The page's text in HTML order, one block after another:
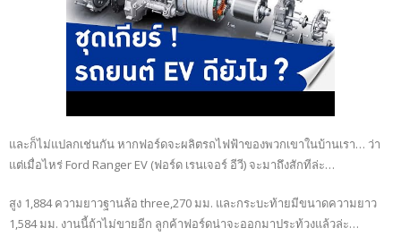
และก็ไม่แปลกเช่นกัน หากฟอร์ดจะผลิตรถไฟฟ้าของพวกเขาในบ้านเรา… ว่า
แต่เมื่อไหร่ Ford Ranger EV (ฟอร์ด เรนเจอร์ อีวี) จะมาถึงสักทีล่ะ…
สูง 1,884 ความยาวฐานล้อ three,270 มม. และกระบะท้ายมีขนาดความยาว
1,584 มม. งานนี้ถ้าไม่ขายอีก ลูกค้าฟอร์ดน่าจะออกมาประท้วงแล้วล่ะ…